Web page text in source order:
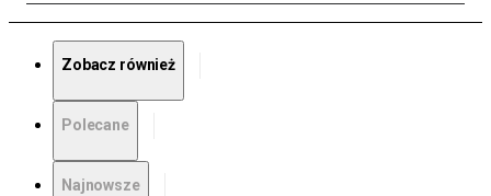
Zobacz również
Polecane
Najnowsze